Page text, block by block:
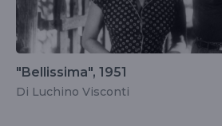
"Bellissima", 1951
Di Luchino Visconti